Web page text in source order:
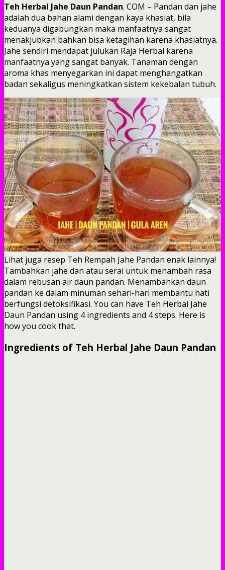
Teh Herbal Jahe Daun Pandan. COM – Pandan dan jahe
adalah dua bahan alami dengan kaya khasiat, bila
keduanya digabungkan maka manfaatnya sangat
menakjubkan bahkan bisa ketagihan karena khasiatnya.
Jahe sendiri mendapat julukan Raja Herbal karena
manfaatnya yang sangat banyak. Tanaman dengan
aroma khas menyegarkan ini dapat menghangatkan
badan sekaligus meningkatkan sistem kekebalan tubuh.
Lihat juga resep Teh Rempah Jahe Pandan enak lainnya!
Tambahkan jahe dan atau serai untuk menambah rasa
dalam rebusan air daun pandan. Menambahkan daun
pandan ke dalam minuman sehari-hari membantu hati
berfungsi detoksifikasi. You can have Teh Herbal Jahe
Daun Pandan using 4 ingredients and 4 steps. Here is
how you cook that.
Ingredients of Teh Herbal Jahe Daun Pandan